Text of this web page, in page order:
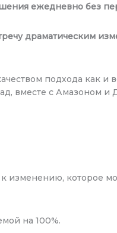
ежедневно без
драматическим
подхода как и
вместе с Амазоном
к изменению, которое
на 100%.